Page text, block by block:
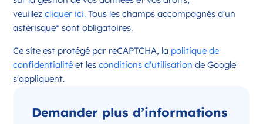
Référence: 36044
Candidater
Opportunité d’ouverture à Issoudun
veuillez cliquer ici. Tous les champs accompagnés d'un
astérisque* sont obligatoires.
Ce site est protégé par reCAPTCHA, la politique de
confidentialité et les conditions d'utilisation de Google
s'appliquent.
Demander plus d’informations